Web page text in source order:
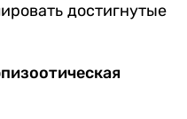
достигнутые